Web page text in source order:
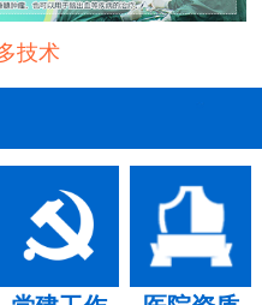
技术